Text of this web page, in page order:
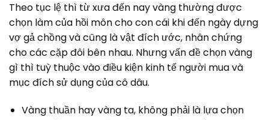
Theo tục lệ thì từ xưa đến nay vàng thường được
chọn làm của hồi môn cho con cái khi đến ngày dựng
vợ gả chồng và cũng là vật đích ước, nhân chứng
cho các cặp đôi bên nhau. Nhưng vấn đề chọn vàng
gì thì tuỳ thuộc vào điều kiện kinh tế người mua và
mục đích sử dụng của cô dâu.
Vàng thuần hay vàng ta, không phải là lựa chọn